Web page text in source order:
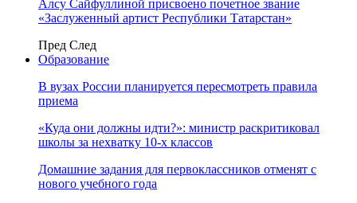
Алсу Сайфуллиной присвоено почетное звание
«Заслуженный артист Республики Татарстан»
Пред След
Образование
В вузах России планируется пересмотреть правила
приема
«Куда они должны идти?»: министр раскритиковал
школы за нехватку 10-х классов
Домашние задания для первоклассников отменят с
нового учебного года